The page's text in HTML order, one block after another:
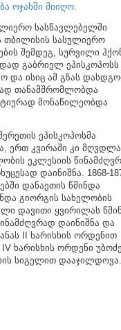
ოჯახში მიიღო.
სასწავლებელში
თბილისის სასულიერო
შემდეგ, სურვილი
გაბრიელ ეპისკოპოსს
ისიც ამ გზას
თანამშრომლობდა
მონაწილეობდა
ეპისკოპოსმა
ერთ კვირაში კი
ეკლესიის
დაინიშნა. 1868-
დანაეთის წმინდა
გიორგის სახელობის
დავითი ყვირილას
დაინიშნა და
II ხარისხის ორდენით
ხარისხის ორდენი
სიგელით დააჯილდოვა.